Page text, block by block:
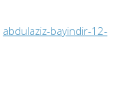
abdulaziz-bayindir-12-